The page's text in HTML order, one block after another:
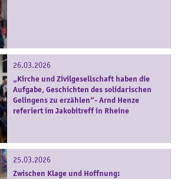
26.03.2026
„Kirche und Zivilgesellschaft haben die
Aufgabe, Geschichten des solidarischen
Gelingens zu erzählen“- Arnd Henze
referiert im Jakobitreff in Rheine
25.03.2026
Zwischen Klage und Hoffnung: